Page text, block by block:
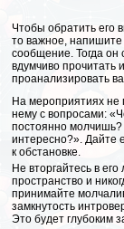
Чтобы обратить его
то важное,
сообщение. Тогда он
вдумчиво прочитать
проанализировать
На мероприятиях не
нему с вопросами:
постоянно молчишь?
интересно?». Дайте
к обстановке.
Не вторгайтесь в его
прострaнcтво и
принимайте
замкнутость
Это будет глубоким